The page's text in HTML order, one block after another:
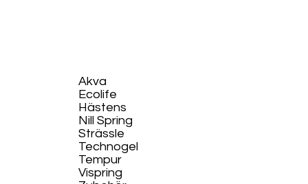
Akva
Ecolife​
Hästens
Nill Spring
Strässle
Technogel
Tempur
Vispring